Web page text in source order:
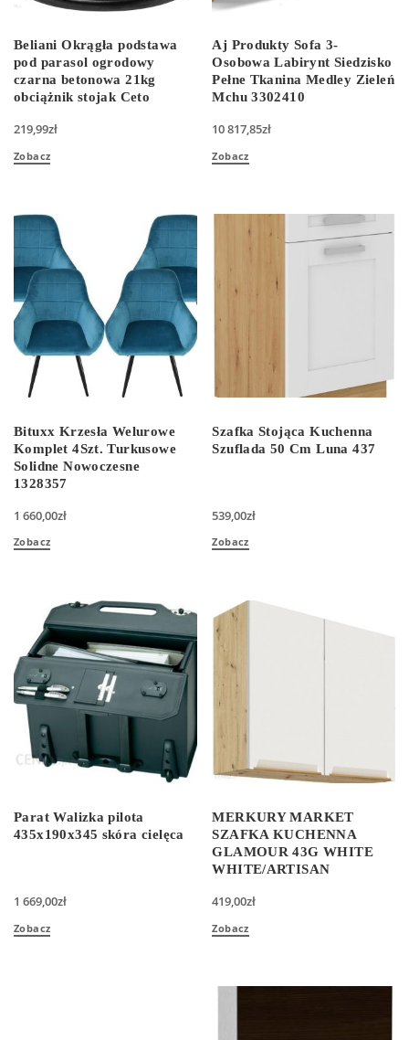
Beliani Okrągła podstawa
pod parasol ogrodowy
czarna betonowa 21kg
obciążnik stojak Ceto
219,99zł
Zobacz
Aj Produkty Sofa 3-
Osobowa Labirynt Siedzisko
Pełne Tkanina Medley Zieleń
Mchu 3302410
10 817,85zł
Zobacz
Bituxx Krzesła Welurowe
Komplet 4Szt. Turkusowe
Solidne Nowoczesne
1328357
1 660,00zł
Zobacz
Szafka Stojąca Kuchenna
Szuflada 50 Cm Luna 437
539,00zł
Zobacz
Parat Walizka pilota
435x190x345 skóra cielęca
1 669,00zł
Zobacz
MERKURY MARKET
SZAFKA KUCHENNA
GLAMOUR 43G WHITE
WHITE/ARTISAN
419,00zł
Zobacz